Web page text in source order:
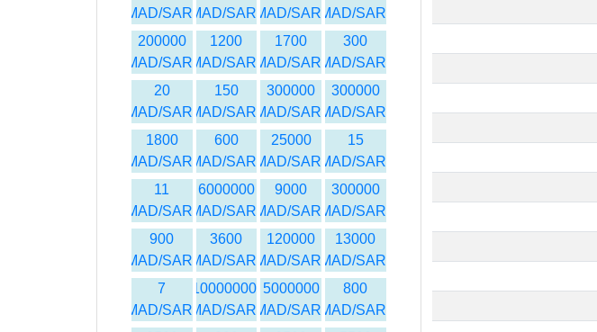
MAD/SAR
MAD/SAR
MAD/SAR
MAD/SAR
300
MAD/SAR
1700
MAD/SAR
1200
MAD/SAR
200000
MAD/SAR
300000
MAD/SAR
300000
MAD/SAR
150
MAD/SAR
20
MAD/SAR
15
MAD/SAR
25000
MAD/SAR
600
MAD/SAR
1800
MAD/SAR
300000
MAD/SAR
9000
MAD/SAR
6000000
MAD/SAR
11
MAD/SAR
13000
MAD/SAR
120000
MAD/SAR
3600
MAD/SAR
900
MAD/SAR
800
MAD/SAR
5000000
MAD/SAR
10000000
MAD/SAR
7
MAD/SAR